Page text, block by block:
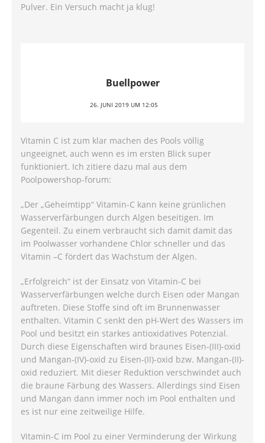
Pulver. Ein Versuch macht ja klug!
Buellpower
26. JUNI 2019 UM 12:05
Vitamin C ist zum klar machen des Pools völlig
ungeeignet, auch wenn es im ersten Blick super
funktioniert. Ich zitiere dazu mal aus dem
Poolpowershop-forum:
„Der „Geheimtipp“ Vitamin-C kann keine grünlichen
Wasserverfärbungen durch Algen beseitigen. Im
Gegenteil. Zu einem verbraucht sich damit damit das
im Poolwasser vorhandene Chlor schneller und das
Vitamin –C fördert das Wachstum der Algen.
„Erfolgreich“ ist der Einsatz von Vitamin-C bei
Wasserverfärbungen welche durch Eisen oder Mangan
auftreten. Diese Stoffe sind oft im Brunnenwasser
enthalten. Vitamin C senkt den pH-Wert des Wassers im
Pool und besitzt ein starkes antioxidatives Potenzial.
Durch diese Eigenschaften wird braunes Eisen-(III)-oxid
und Mangan-(IV)-oxid zu Eisen-(II)-oxid bzw. Mangan-(II)-
oxid reduziert. Mit dieser Reduktion verschwindet auch
die braune Färbung des Wassers. Allerdings sind Eisen
und Mangan dann immer noch im Pool enthalten und
es ist nur eine zeitweilige Hilfe.
Vitamin-C im Pool zu einer Verminderung der Wirkung